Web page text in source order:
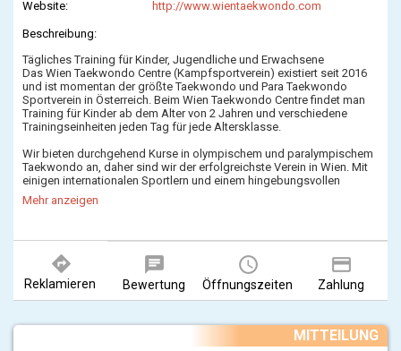
Website: http://www.wientaekwondo.com
Beschreibung:
Tägliches Training für Kinder, Jugendliche und Erwachsene
Das Wien Taekwondo Centre (Kampfsportverein) existiert seit 2016
und ist momentan der größte Taekwondo und Para Taekwondo
Sportverein in Österreich. Beim Wien Taekwondo Centre findet man
Training für Kinder ab dem Alter von 2 Jahren und verschiedene
Trainingseinheiten jeden Tag für jede Altersklasse.
Wir bieten durchgehend Kurse in olympischem und paralympischem
Taekwondo an, daher sind wir der erfolgreichste Verein in Wien. Mit
einigen internationalen Sportlern und einem hingebungsvollen
Wettkampfteam und Trainern. Kompetente Trainer und Hilfskräfte
versichern den Spaß, während man mit ausgebildeten Profis arbeitet.
Mehr anzeigen
directions
Reklamieren
chat
Bewertung
query_builder
Öffnungszeiten
payment
Zahlung
MITTEILUNG